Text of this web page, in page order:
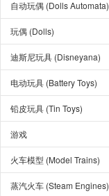
自动玩偶 (Dolls Automata)
玩偶 (Dolls)
迪斯尼玩具 (Disneyana)
电动玩具 (Battery Toys)
铅皮玩具 (Tin Toys)
游戏
火车模型 (Model Trains)
蒸汽火车 (Steam Engines)